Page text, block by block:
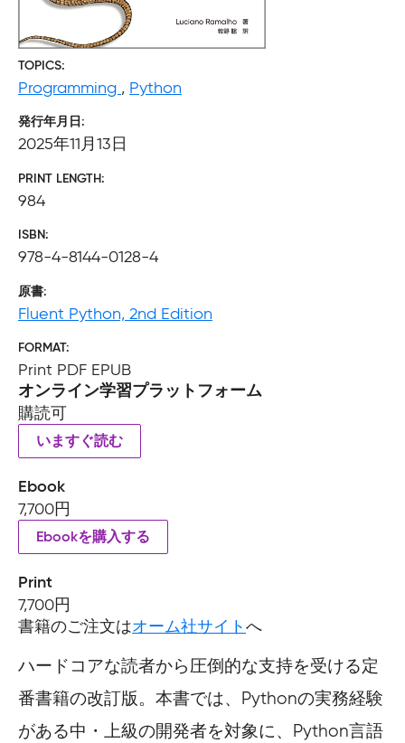
TOPICS
Programming , Python
発行年月日
2025年11月13日
PRINT LENGTH
984
ISBN
978-4-8144-0128-4
原書
Fluent Python, 2nd Edition
FORMAT
Print PDF EPUB
オンライン学習プラットフォーム
購読可
いますぐ読む
Ebook
7,700円
Ebookを購入する
Print
7,700円
書籍のご注文はオーム社サイトへ
ハードコアな読者から圧倒的な支持を受ける定
番書籍の改訂版。本書では、Pythonの実務経験
がある中・上級の開発者を対象に、Python言語